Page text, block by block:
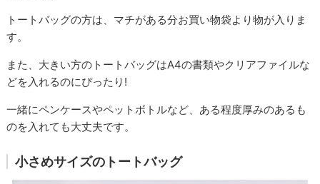
トートバッグの方は、マチがある分お買い物袋より物が入りま
す。
また、大きい方のトートバッグはA4の書類やクリアファイルな
どを入れるのにぴったり!
一緒にペンケースやペットボトルなど、ある程度厚みのあるも
のを入れても大丈夫です。
小さめサイズのトートバッグ